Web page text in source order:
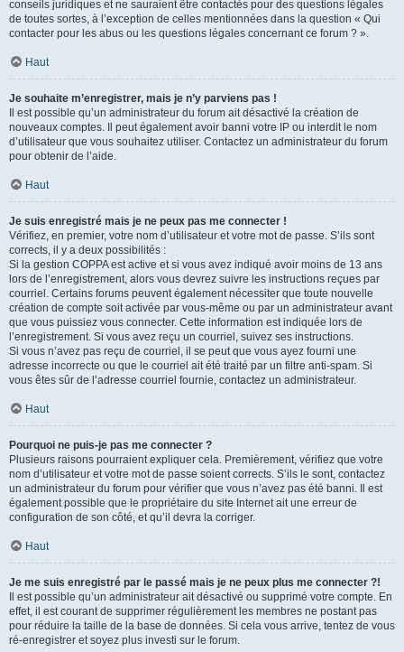
conseils juridiques et ne sauraient être contactés pour des questions légales
de toutes sortes, à l’exception de celles mentionnées dans la question « Qui
contacter pour les abus ou les questions légales concernant ce forum ? ».
Haut
Je souhaite m’enregistrer, mais je n’y parviens pas !
Il est possible qu’un administrateur du forum ait désactivé la création de
nouveaux comptes. Il peut également avoir banni votre IP ou interdit le nom
d’utilisateur que vous souhaitez utiliser. Contactez un administrateur du forum
pour obtenir de l’aide.
Haut
Je suis enregistré mais je ne peux pas me connecter !
Vérifiez, en premier, votre nom d’utilisateur et votre mot de passe. S’ils sont
corrects, il y a deux possibilités :
Si la gestion COPPA est active et si vous avez indiqué avoir moins de 13 ans
lors de l’enregistrement, alors vous devrez suivre les instructions reçues par
courriel. Certains forums peuvent également nécessiter que toute nouvelle
création de compte soit activée par vous-même ou par un administrateur avant
que vous puissiez vous connecter. Cette information est indiquée lors de
l’enregistrement. Si vous avez reçu un courriel, suivez ses instructions.
Si vous n’avez pas reçu de courriel, il se peut que vous ayez fourni une
adresse incorrecte ou que le courriel ait été traité par un filtre anti-spam. Si
vous êtes sûr de l’adresse courriel fournie, contactez un administrateur.
Haut
Pourquoi ne puis-je pas me connecter ?
Plusieurs raisons pourraient expliquer cela. Premièrement, vérifiez que votre
nom d’utilisateur et votre mot de passe soient corrects. S’ils le sont, contactez
un administrateur du forum pour vérifier que vous n’avez pas été banni. Il est
également possible que le propriétaire du site Internet ait une erreur de
configuration de son côté, et qu’il devra la corriger.
Haut
Je me suis enregistré par le passé mais je ne peux plus me connecter ?!
Il est possible qu’un administrateur ait désactivé ou supprimé votre compte. En
effet, il est courant de supprimer régulièrement les membres ne postant pas
pour réduire la taille de la base de données. Si cela vous arrive, tentez de vous
ré-enregistrer et soyez plus investi sur le forum.